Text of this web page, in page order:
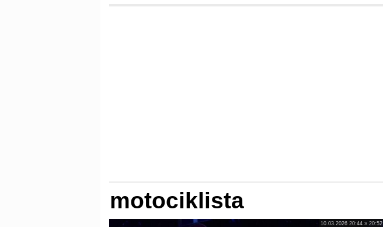
motociklista
10.03.2026 20:44 » 20:52